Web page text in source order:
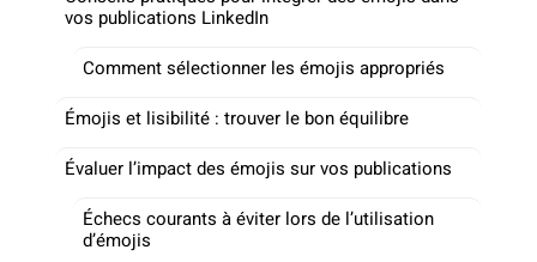
vos publications LinkedIn
Comment sélectionner les émojis appropriés
Émojis et lisibilité : trouver le bon équilibre
Évaluer l’impact des émojis sur vos publications
Échecs courants à éviter lors de l’utilisation
d’émojis